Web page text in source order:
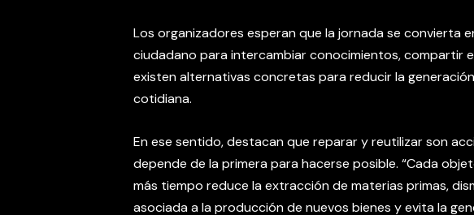
Los organizadores esperan que la jornada se convierta
ciudadano para intercambiar conocimientos, compartir
existen alternativas concretas para reducir la
cotidiana.
En ese sentido, destacan que reparar y reutilizar son
depende de la primera para hacerse posible. “Cada
más tiempo reduce la extracción de materias primas,
asociada a la producción de nuevos bienes y evita la